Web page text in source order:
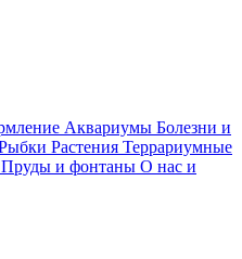
Аквариумы Болезни и
Растения Террариумные
Пруды и фонтаны О нас и